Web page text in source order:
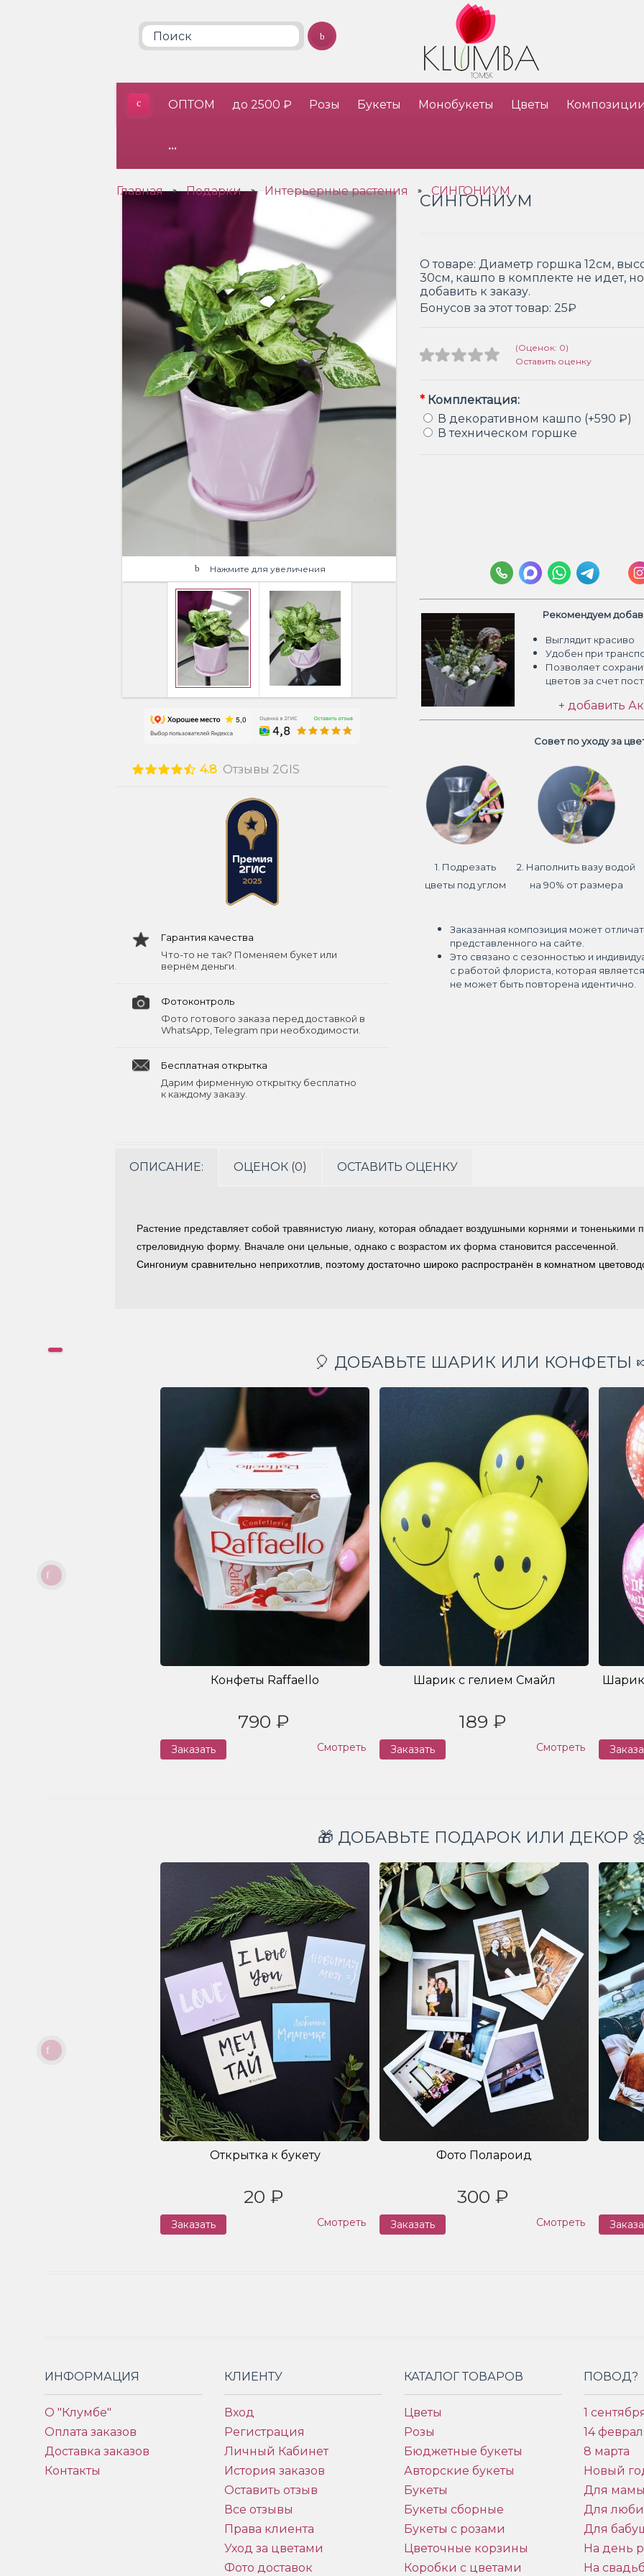
ОПТОМ до 2500 ₽ Розы Букеты Монобукеты Цветы
•••
Главная » Подарки » Интерьерные растения » СИНГОНИУМ
Нажмите для увеличения
4.8 Отзывы 2GIS
Гарантия качества
Что-то не так? Поменяем букет или
вернём деньги.
Фотоконтроль
Фото готового заказа перед доставкой в
WhatsApp, Telegram при необходимости.
Бесплатная открытка
Дарим фирменную открытку бесплатно
к каждому заказу.
СИНГОНИУМ
О товаре: Диаметр горшка 12см,
30см, кашпо в комплекте не идет,
добавить к заказу.
Бонусов за этот товар: 25₽
(Оценок: 0)
Оставить оценку
* Комплектация:
В декоративном кашпо (+590 ₽)
В техническом горшке
Рекомендуем
Выглядит красиво
Удобен при
Позволяет
цветов за счет
+ добавить
Совет по уходу за
1. Подрезать
цветы под углом
2. Наполнить вазу водой
на 90% от размера
Заказанная композиция может
представленного на сайте.
Это связано с сезонностью и
с работой флориста, которая
не может быть повторена идентично.
ОПИСАНИЕ: ОЦЕНОК (0) ОСТАВИТЬ ОЦЕНКУ
Растение представляет собой травянистую лиану, которая обладает воздушными корнями и
стреловидную форму. Вначале они цельные, однако с возрастом их форма становится рассеченной.
Сингониум сравнительно неприхотлив, поэтому достаточно широко распространён в комнатном
🎈 ДОБАВЬТЕ ШАРИК ИЛИ КОНФЕТЫ
Конфеты Raffaello
790 ₽
Заказать Смотреть
Шарик с гелием Смайл
189 ₽
Заказать Смотреть
🎁 ДОБАВЬТЕ ПОДАРОК ИЛИ ДЕКОР
Открытка к букету
20 ₽
Заказать Смотреть
Фото Полароид
300 ₽
Заказать Смотреть
ИНФОРМАЦИЯ
О "Клумбе"
Оплата заказов
Доставка заказов
Контакты
КЛИЕНТУ
Вход
Регистрация
Личный Кабинет
История заказов
Оставить отзыв
Все отзывы
Права клиента
Уход за цветами
Фото доставок
КАТАЛОГ ТОВАРОВ
Цветы
Розы
Бюджетные букеты
Авторские букеты
Букеты
Букеты сборные
Букеты с розами
Цветочные корзины
Коробки с цветами
ПОВОД?
1
14
8 марта
Новый
Для
Для
Для
На день
На